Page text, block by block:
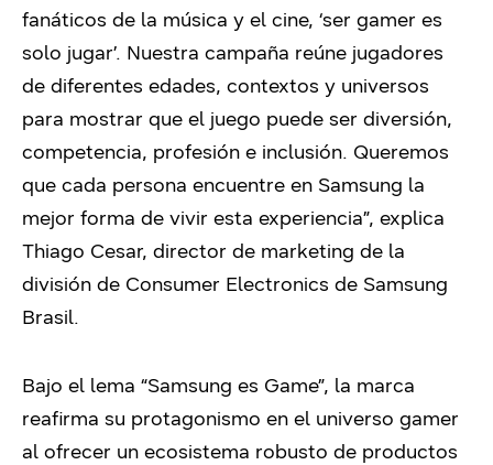
fanáticos de la música y el cine, ‘ser gamer es
solo jugar’. Nuestra campaña reúne jugadores
de diferentes edades, contextos y universos
para mostrar que el juego puede ser diversión,
competencia, profesión e inclusión. Queremos
que cada persona encuentre en Samsung la
mejor forma de vivir esta experiencia”, explica
Thiago Cesar, director de marketing de la
división de Consumer Electronics de Samsung
Brasil.
Bajo el lema “Samsung es Game”, la marca
reafirma su protagonismo en el universo gamer
al ofrecer un ecosistema robusto de productos